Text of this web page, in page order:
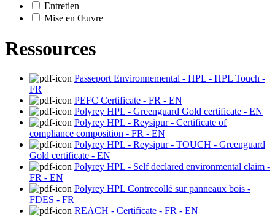
Entretien
Mise en Œuvre
Ressources
Passeport Environnemental - HPL - HPL Touch -
FR
PEFC Certificate - FR - EN
Polyrey HPL - Greenguard Gold certificate - EN
Polyrey HPL - Reysipur - Certificate of
compliance composition - FR - EN
Polyrey HPL - Reysipur - TOUCH - Greenguard
Gold certificate - EN
Polyrey HPL - Self declared environmental claim -
FR - EN
Polyrey HPL Contrecollé sur panneaux bois -
FDES - FR
REACH - Certificate - FR - EN